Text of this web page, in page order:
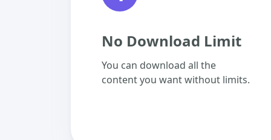
No Download Limit
You can download all the
content you want without limits.